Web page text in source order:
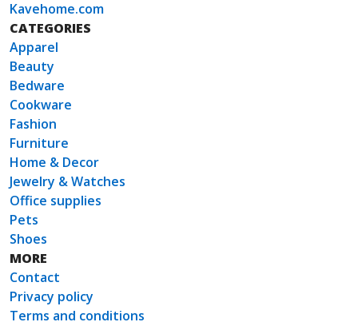
Kavehome.com
CATEGORIES
Apparel
Beauty
Bedware
Cookware
Fashion
Furniture
Home & Decor
Jewelry & Watches
Office supplies
Pets
Shoes
MORE
Contact
Privacy policy
Terms and conditions